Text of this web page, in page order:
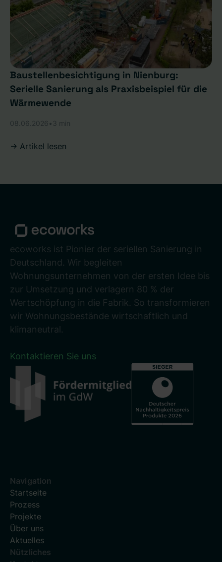
Baustellenbesichtigung in Nienburg:
Serielle Sanierung als Praxisbeispiel für die
Wärmewende
08.06.2026 • 3 min
-> Artikel lesen
ecoworks ist Pionier der seriellen Sanierung in
Deutschland. Wir begleiten
Wohnungsunternehmen von der ersten Idee bis
zur Umsetzung und verlagern 80 % der
Wertschöpfung in die Fabrik. So transformieren
wir Wohnungsbestände wirtschaftlich und
klimaneutral.
Kontaktieren Sie uns
Navigation
Startseite
Prozess
Projekte
Über uns
Aktuelles
Nützliches